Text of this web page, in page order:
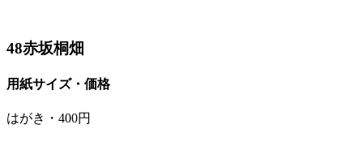
48赤坂桐畑
用紙サイズ・価格
はがき・400円